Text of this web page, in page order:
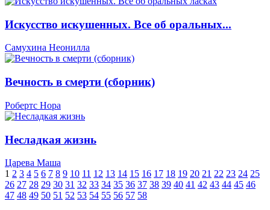
Искусство искушенных. Все об оральных...
Самухина Неонилла
Вечность в смерти (сборник)
Робертс Нора
Несладкая жизнь
Царева Маша
1 2 3 4 5 6 7 8 9 10 11 12 13 14 15 16 17 18 19 20 21 22 23 24 25
26 27 28 29 30 31 32 33 34 35 36 37 38 39 40 41 42 43 44 45 46
47 48 49 50 51 52 53 54 55 56 57 58